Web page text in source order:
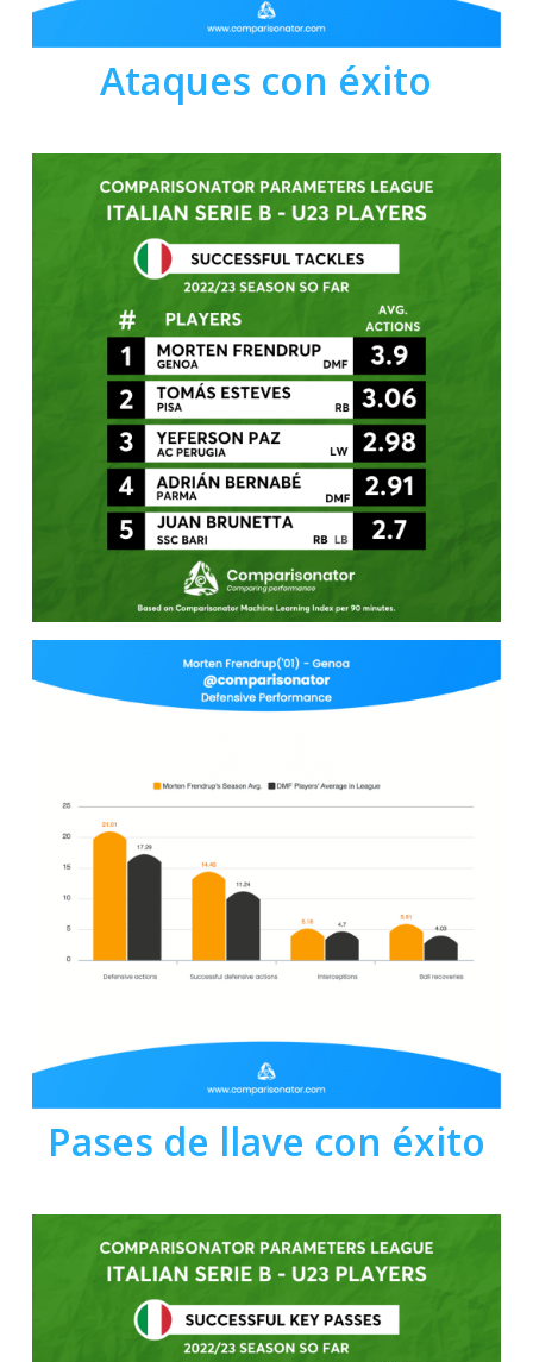
Ataques con éxito
Pases de llave con éxito